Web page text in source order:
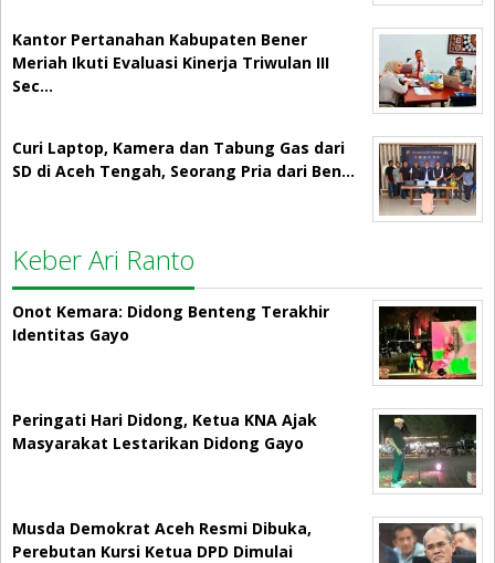
Kantor Pertanahan Kabupaten Bener
Meriah Ikuti Evaluasi Kinerja Triwulan III
Sec…
Curi Laptop, Kamera dan Tabung Gas dari
SD di Aceh Tengah, Seorang Pria dari Ben…
Keber Ari Ranto
Onot Kemara: Didong Benteng Terakhir
Identitas Gayo
Peringati Hari Didong, Ketua KNA Ajak
Masyarakat Lestarikan Didong Gayo
Musda Demokrat Aceh Resmi Dibuka,
Perebutan Kursi Ketua DPD Dimulai